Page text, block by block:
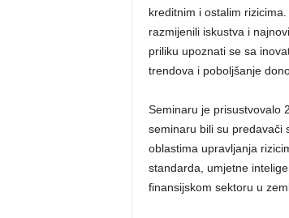
kreditnim i ostalim
razmijenili iskustva i
priliku upoznati se sa
trendova i poboljšanje
Seminaru je prisustvovalo
seminaru bili su predavači
oblastima upravljanja
standarda, umjetne
finansijskom sektoru u